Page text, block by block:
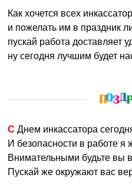
Как хочется всех
и пожелать им в праздник
пускай работа доставляет
ну сегодня лучшим будет
С Днем инкассатора
И безопасности в работе я
Внимательными будьте вы
Пускай же окружают вас